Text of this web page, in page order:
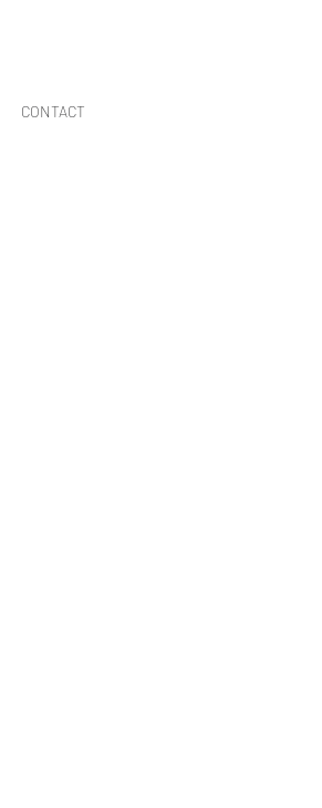
CONTACT